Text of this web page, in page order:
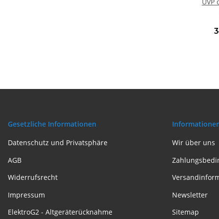
Gesetzliche Informationen
Datenschutz und Privatsphäre
AGB
Widerrufsrecht
Impressum
ElektroG2 - Altgeräterücknahme
Wir über uns
Newsletter
Sitemap